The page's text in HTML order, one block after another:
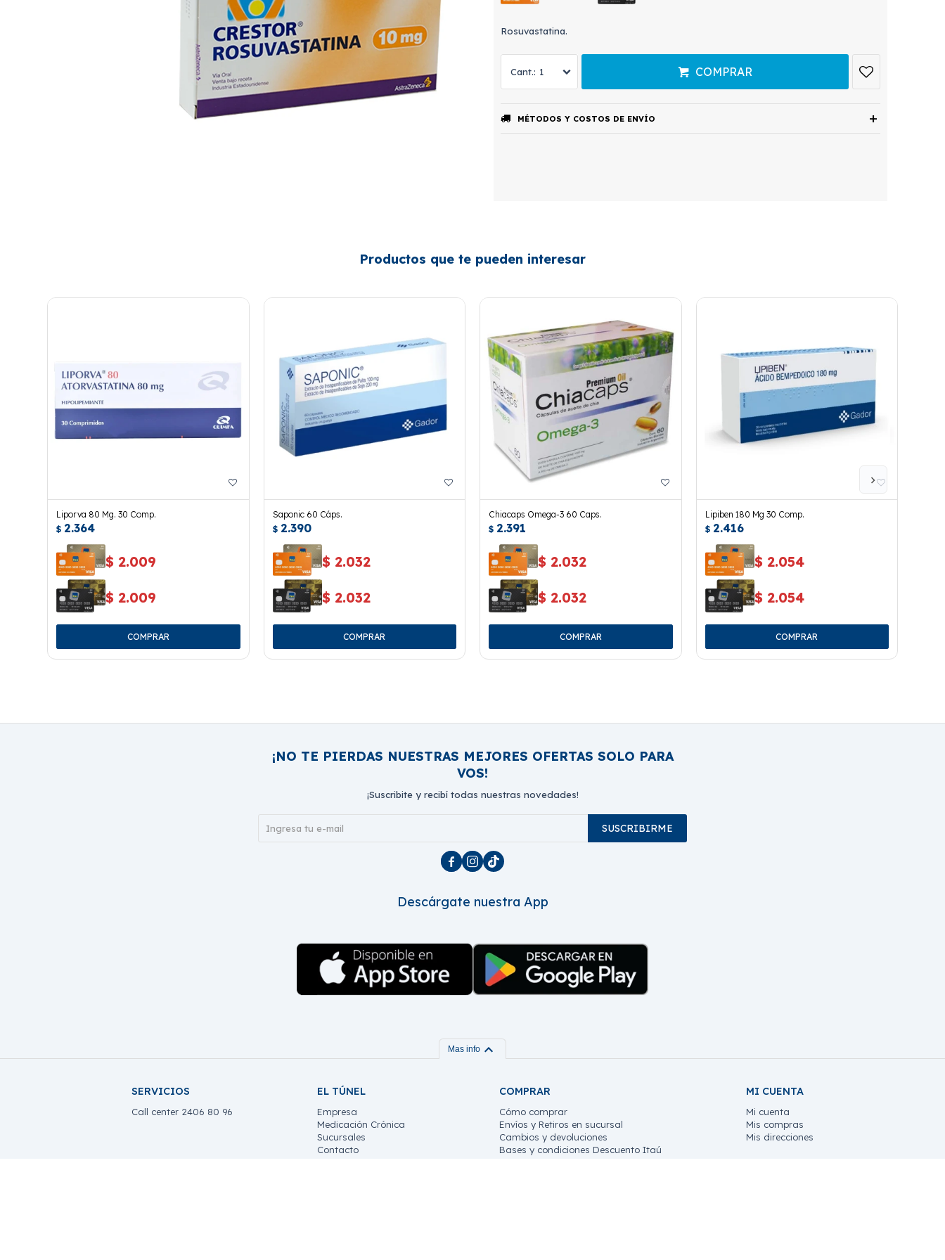
Rosuvastatina.
1 COMPRAR
MÉTODOS Y COSTOS DE ENVÍO
Productos que te pueden interesar
Liporva 80 Mg. 30 Comp.
$ 2.364
$ 2.009
$ 2.009
Saponic 60 Cáps.
$ 2.390
$ 2.032
$ 2.032
Chiacaps Omega-3 60 Caps.
$ 2.391
$ 2.032
$ 2.032
Lipiben 180 Mg 30 Comp.
$ 2.416
$ 2.054
$ 2.054
¡NO TE PIERDAS NUESTRAS MEJORES OFERTAS SOLO PARA
VOS!
¡Suscribite y recibí todas nuestras novedades!
SUSCRIBIRME
  
Descárgate nuestra App
Mas info expand_more
SERVICIOS
Call center 2406 80 96
EL TÚNEL
Empresa
Medicación Crónica
Sucursales
Contacto
COMPRAR
Cómo comprar
Envíos y Retiros en sucursal
Cambios y devoluciones
Bases y condiciones Descuento Itaú
MI CUENTA
Mi cuenta
Mis compras
Mis direcciones